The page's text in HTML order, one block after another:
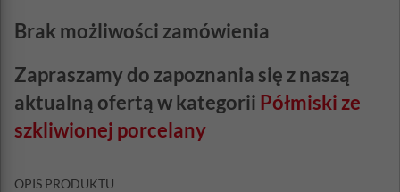
Brak możliwości zamówienia
Zapraszamy do zapoznania się z naszą
aktualną ofertą w kategorii Półmiski ze
szkliwionej porcelany
OPIS PRODUKTU